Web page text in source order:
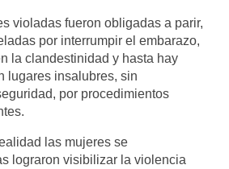
violadas fueron obligadas a parir,
por interrumpir el embarazo,
la clandestinidad y hasta hay
lugares insalubres, sin
por procedimientos
las mujeres se
lograron visibilizar la violencia